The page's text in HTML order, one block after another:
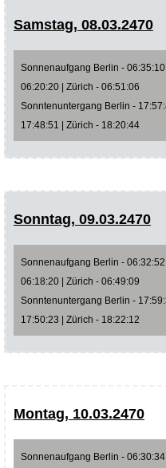
Samstag, 08.03.2470
Sonnenaufgang Berlin -
06:20:20 | Zürich - 06:51:06
Sonntenuntergang Berlin -
17:48:51 | Zürich - 18:20:44
Sonntag, 09.03.2470
Sonnenaufgang Berlin -
06:18:20 | Zürich - 06:49:09
Sonntenuntergang Berlin -
17:50:23 | Zürich - 18:22:12
Montag, 10.03.2470
Sonnenaufgang Berlin -